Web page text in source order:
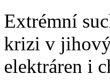
Extrémní
krizi v
elektráren i